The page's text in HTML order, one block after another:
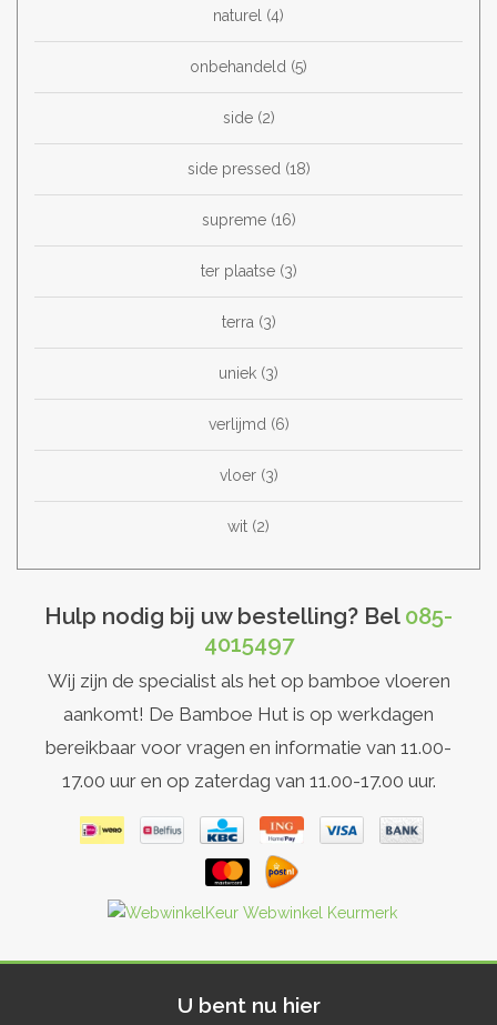
naturel (4)
onbehandeld (5)
side (2)
side pressed (18)
supreme (16)
ter plaatse (3)
terra (3)
uniek (3)
verlijmd (6)
vloer (3)
wit (2)
Hulp nodig bij uw bestelling? Bel 085-
4015497
Wij zijn de specialist als het op bamboe vloeren
aankomt! De Bamboe Hut is op werkdagen
bereikbaar voor vragen en informatie van 11.00-
17.00 uur en op zaterdag van 11.00-17.00 uur.
U bent nu hier